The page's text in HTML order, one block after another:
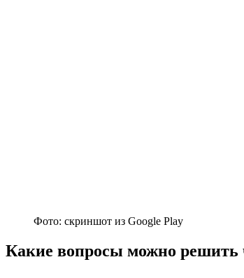
Фото: скриншот из Google Play
Какие вопросы можно решить